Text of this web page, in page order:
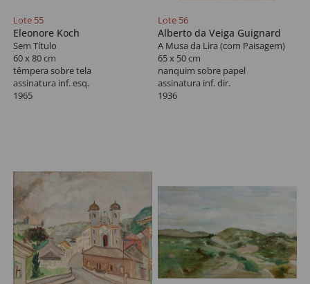
Lote 55
Eleonore Koch
Sem Título
60 x 80 cm
têmpera sobre tela
assinatura inf. esq.
1965
Lote 56
Alberto da Veiga Guignard
A Musa da Lira (com Paisagem)
65 x 50 cm
nanquim sobre papel
assinatura inf. dir.
1936